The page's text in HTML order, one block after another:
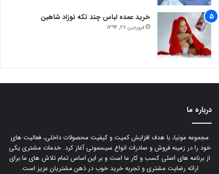
خرید عمده لباس چند تکه نوزاد شاهین
فروردین 27, 1394
درباره ما
مجموعه مونیا، با هدف افزایش کمیت و کیفیت محصولات داخلی، فعالیت های
خود را در زمینه فروش و صادرات انواع سیسمونی آغاز کرد. خدمات مشتری یکی
از برنامه های اصلی کسب و کار ما است و بر این اساس تمام تلاش های ما برای
ارائه رضایت مشتری و تجربه خرید خوب در ذهن مشتریان عزیز است.